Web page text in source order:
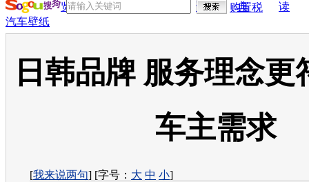
览器
赏
询
典
读
购置税
汽车壁纸
日韩品牌 服务理念更
车主需求
[我来说两句] [字号： 大 中 小]